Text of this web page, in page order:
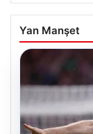
Yan Manşet